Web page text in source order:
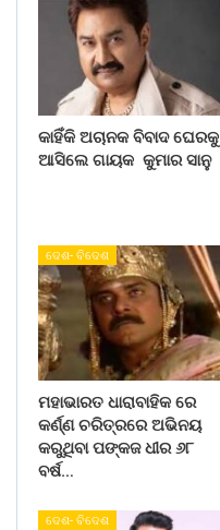
କାହିଁକି ଅଚାନକ ବିବାଦ ଘେରକୁ
ଆସିଲେ ଗାୟକ କୁମାର ସାନୁ
ଦେଶ- ବିଦେଶ
ମହାଭାରତ ଧାରାବାହିକ ରେ
କର୍ଣ୍ଣ ଚରିତ୍ରରେ ଅଭିନୟ
କରୁଥିବା ପଙ୍କଜ ଧୀର ୬୮
ବର୍ଷ…
ଦେଶ- ବିଦେଶ